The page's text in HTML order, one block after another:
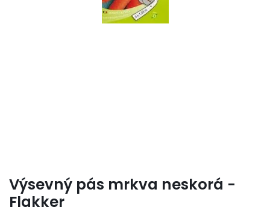
Výsevný pás mrkva neskorá -
Flakker